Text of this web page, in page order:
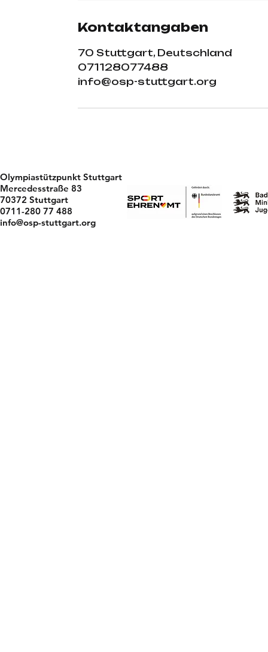
Kontaktangaben
70 Stuttgart, Deutschland
071128077488
info@osp-stuttgart.org
Olympiastützpunkt Stuttgart
Mercedesstraße 83
70372 Stuttgart
0711-280 77 488
info@osp-stuttgart.org